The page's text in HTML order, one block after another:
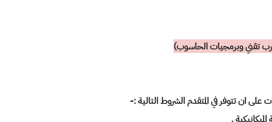
تقني وبرمجيات الحاسوب)
ان تتوفر في المتقدم الشروط التالية :-